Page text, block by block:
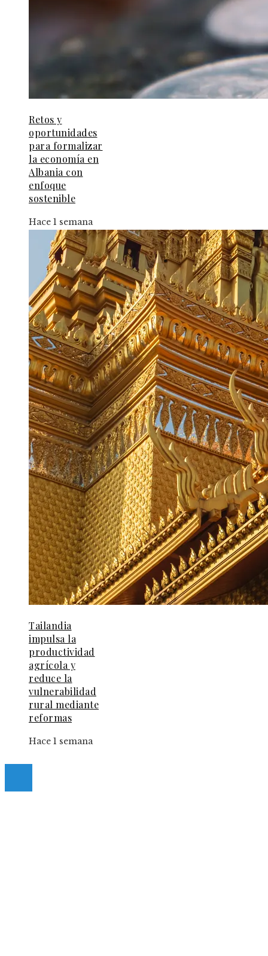
Retos y
oportunidades
para formalizar
la economía en
Albania con
enfoque
sostenible
Hace 1 semana
Tailandia
impulsa la
productividad
agrícola y
reduce la
vulnerabilidad
rural mediante
reformas
Hace 1 semana